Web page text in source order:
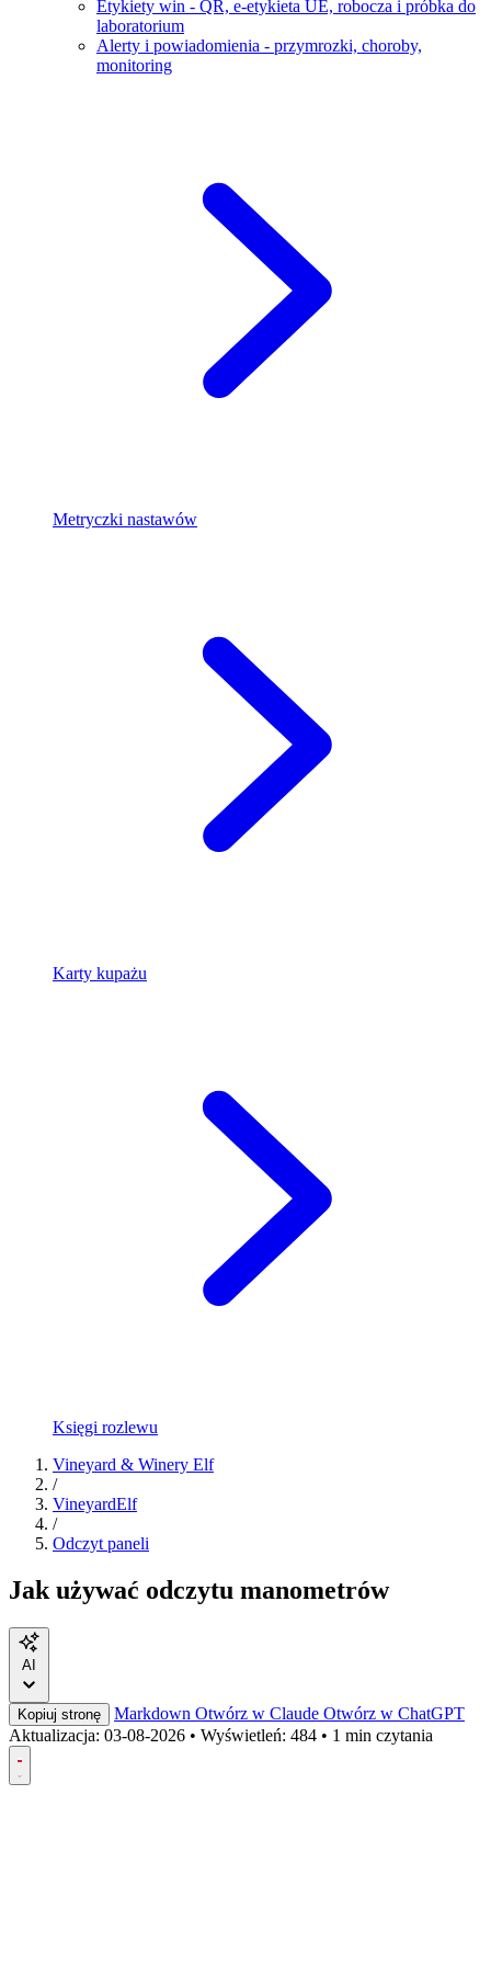
Etykiety win - QR, e-etykieta UE, robocza i próbka do
laboratorium
Alerty i powiadomienia - przymrozki, choroby,
monitoring
Metryczki nastawów
Karty kupażu
Księgi rozlewu
Vineyard & Winery Elf
/
VineyardElf
/
Odczyt paneli
Jak używać odczytu manometrów
AI
Kopiuj stronę Markdown Otwórz w Claude Otwórz w ChatGPT
Aktualizacja: 03-08-2026 • Wyświetleń: 484 • 1 min czytania